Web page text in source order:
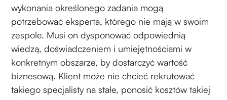
wykonania określonego zadania mogą
potrzebować eksperta, którego nie mają w swoim
zespole. Musi on dysponować odpowiednią
wiedzą, doświadczeniem i umiejętnościami w
konkretnym obszarze, by dostarczyć wartość
biznesową. Klient może nie chcieć rekrutować
takiego specjalisty na stałe, ponosić kosztów takiej